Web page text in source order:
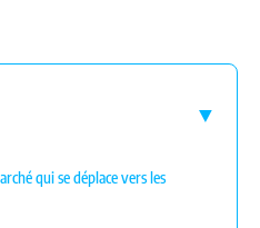
qui se déplace vers les